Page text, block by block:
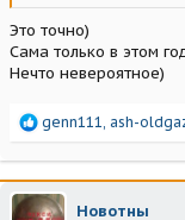
Это точно)
Сама только в этом
Нечто невероятное)
Р
а
к
ц
и
genn111 ash-
Новотны